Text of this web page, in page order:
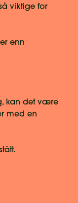
viktige for
enn
kan det være
med en